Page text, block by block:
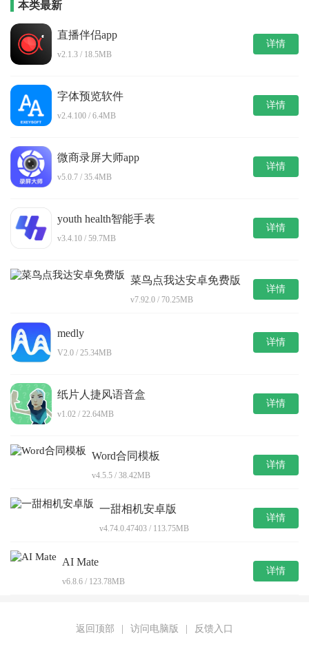
本类最新
直播伴侣app
v2.1.3 / 18.5MB
详情
字体预览软件
v2.4.100 / 6.4MB
详情
微商录屏大师app
v5.0.7 / 35.4MB
详情
youth health智能手表
v3.4.10 / 59.7MB
详情
菜鸟点我达安卓免费版
v7.92.0 / 70.25MB
详情
medly
V2.0 / 25.34MB
详情
纸片人捷风语音盒
v1.02 / 22.64MB
详情
Word合同模板
v4.5.5 / 38.42MB
详情
一甜相机安卓版
v4.74.0.47403 / 113.75MB
详情
AI Mate
v6.8.6 / 123.78MB
详情
返回顶部 访问电脑版 反馈入口